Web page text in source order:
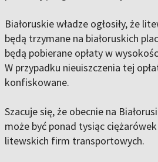
Białoruskie władze ogłosiły, że
będą trzymane na białoruskich
będą pobierane opłaty w
W przypadku nieuiszczenia tej
konfiskowane.
Szacuje się, że obecnie na
może być ponad tysiąc
litewskich firm transportowych.